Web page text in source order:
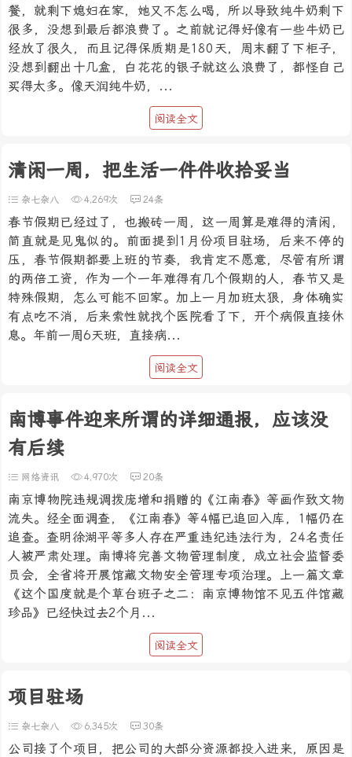
餐，就剩下媳妇在家，她又不怎么喝，所以导致纯牛奶剩下
很多，没想到最后都浪费了。之前就记得好像有一些牛奶已
经放了很久，而且记得保质期是180天，周末翻了下柜子，
没想到翻出十几盒，白花花的银子就这么浪费了，都怪自己
买得太多。像天润纯牛奶，...
阅读全文
清闲一周，把生活一件件收拾妥当
杂七杂八 4,269次 24条
春节假期已经过了，也搬砖一周，这一周算是难得的清闲，
简直就是见鬼似的。前面提到1月份项目驻场，后来不停的
压，春节假期都要上班的节奏，我肯定不愿意，尽管有所谓
的两倍工资，作为一个一年难得有几个假期的人，春节又是
特殊假期，怎么可能不回家。加上一月加班太狠，身体确实
有点吃不消，后来索性就找个医院看了下，开个病假直接休
息。年前一周6天班，直接病...
阅读全文
南博事件迎来所谓的详细通报，应该没
有后续
网络资讯 4,970次 20条
南京博物院违规调拨庞增和捐赠的《江南春》等画作致文物
流失。经全面调查，《江南春》等4幅已追回入库，1幅仍在
追查。查明徐湖平等多人存在严重违纪违法行为，24名责任
人被严肃处理。南博将完善文物管理制度，成立社会监督委
员会，全省将开展馆藏文物安全管理专项治理。上一篇文章
《这个国度就是个草台班子之二：南京博物馆不见五件馆藏
珍品》已经快过去2个月...
阅读全文
项目驻场
杂七杂八 6,345次 30条
公司接了个项目，把公司的大部分资源都投入进来，原因是